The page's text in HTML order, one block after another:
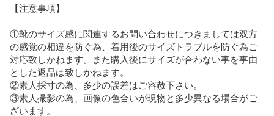
【注意事項】
①靴のサイズ感に関連するお問い合わせにつきましては双方
の感覚の相違を防ぐ為、着用後のサイズトラブルを防ぐ為ご
対応致しかねます。また購入後にサイズが合わない事を事由
とした返品は致しかねます。
②素人採寸の為、多少の誤差はご容赦下さい。
③素人撮影の為、画像の色合いが現物と多少異なる場合がご
ざいます。